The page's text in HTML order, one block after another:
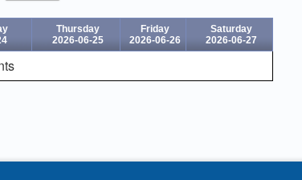
Thursday
2026-06-25
Friday
2026-06-26
Saturday
2026-06-27